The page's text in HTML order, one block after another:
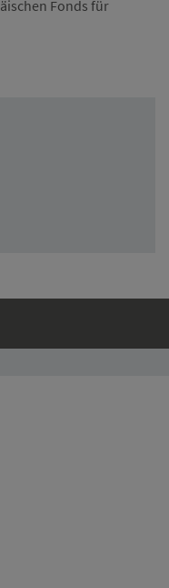
Fonds für